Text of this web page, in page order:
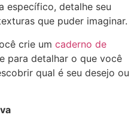
específico, detalhe seu
que puder imaginar.
crie umcaderno de
para detalhar o que você
qual é seu desejo ou